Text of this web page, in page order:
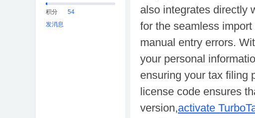
积分
54
发消息
also integrates directly
for the seamless
manual entry errors.
your personal
ensuring your tax filing
license code ensures
version,activate